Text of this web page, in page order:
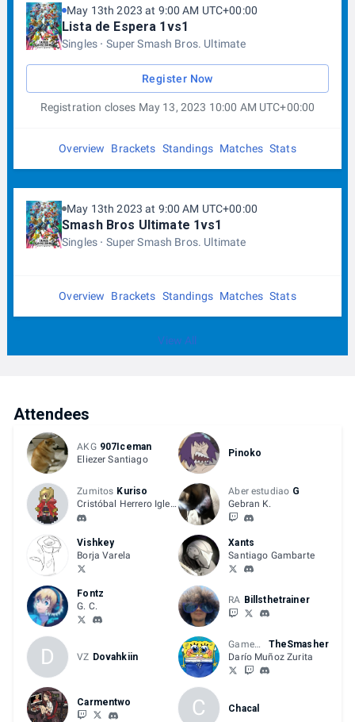
Una vez el ganador haya elegido personaje, el perdedor
puede cambiar el suyo o seguir con el mismo.
Se juega la siguiente partida.
personaje, un jugador puede pedir una doble elección a
lo apuntan en un papel para poder elegir personaje a la vez.
May 13th 2023 at 9:00 AM UTC+00:00
Lista de Espera 1vs1
Singles Super Smash Bros. Ultimate
Register Now
Registration closes May 13, 2023 10:00 AM UTC+00:00
Overview Brackets Standings Matches Stats
May 13th 2023 at 9:00 AM UTC+00:00
Smash Bros Ultimate 1vs1
Singles Super Smash Bros. Ultimate
Overview Brackets Standings Matches Stats
View All
Attendees
AKG 907Iceman
Eliezer Santiago
Pinoko
Zumitos Kuriso
Cristóbal Herrero Iglesias
Aber estudiao G
Gebran K.
Vishkey
Borja Varela
Xants
Santiago Gambarte
Fontz
G. C.
RA Billsthetrainer
D VZ Dovahkiin
GameBin
TheSmasher
Darío Muñoz Zurita
Carmentwo C Chacal